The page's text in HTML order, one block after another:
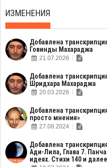
ИЗМЕНЕНИЯ
Добавлена
Говинды Махараджа
21.07.2026
Добавлена
Шридхара Махараджа
20.03.2026
Добавлена
просто мнения»
27.08.2024
Добавлена
Ади-Лила, Глава 7.
идеях. Стихи 140 и далее